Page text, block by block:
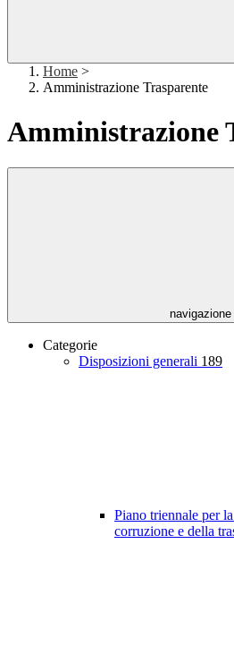
Home >
Amministrazione Trasparente
Amministrazione
navigazione
Categorie
Disposizioni generali 189
Piano triennale per
corruzione e della